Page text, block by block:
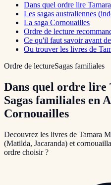
Dans quel ordre lire
Les sagas australiennes
La saga Cornouailles
Ordre de lecture
Ce qu'il faut savoir avant
Ou trouver les livres de
Ordre de lectureSagas familiales
Dans quel ordre
Sagas familiales en
Cornouailles
Decouvrez les livres de Tamara
(Matilda, Jacaranda) et
ordre choisir ?